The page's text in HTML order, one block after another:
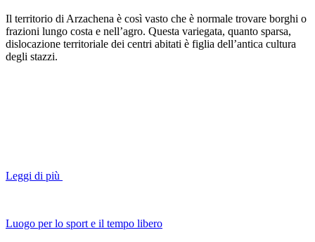
Il territorio di Arzachena è così vasto che è normale trovare borghi o
frazioni lungo costa e nell’agro. Questa variegata, quanto sparsa,
dislocazione territoriale dei centri abitati è figlia dell’antica cultura
degli stazzi.
Leggi di più
Luogo per lo sport e il tempo libero